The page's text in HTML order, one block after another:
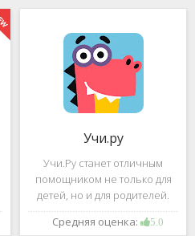
с помощью приложения
"Пульт для
Учи.ру
Учи.Ру станет отличным
помощником не только для
детей, но и для родителей.
Это приложение заточено
под изучение различного
Средняя оценка: 5.0